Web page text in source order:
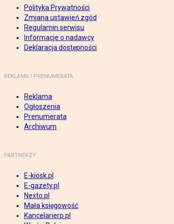
Polityka Prywatności
Zmiana ustawień zgód
Regulamin serwisu
Informacje o nadawcy
Deklaracja dostępności
REKLAMA I PRENUMERATA
Reklama
Ogłoszenia
Prenumerata
Archiwum
PARTNERZY
E-kiosk.pl
E-gazety.pl
Nexto.pl
Mała księgowość
Kancelarierp.pl